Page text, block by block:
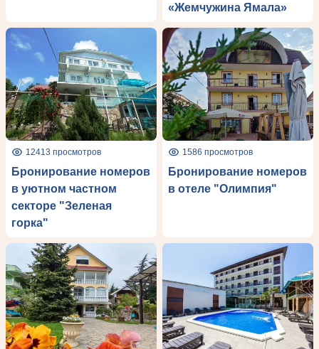
«Жемчужина Ямала»
12413 просмотров
Бронирование номеров
в уютном частном
секторе "Зеленая
горка"
1586 просмотров
Бронирование номеров
в отеле "Олимпия"